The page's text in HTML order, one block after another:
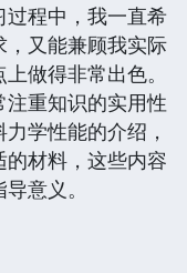
程中，我一直希
又能兼顾我实际
做得非常出色。
重知识的实用性
学性能的介绍，
材料，这些内容
意义。